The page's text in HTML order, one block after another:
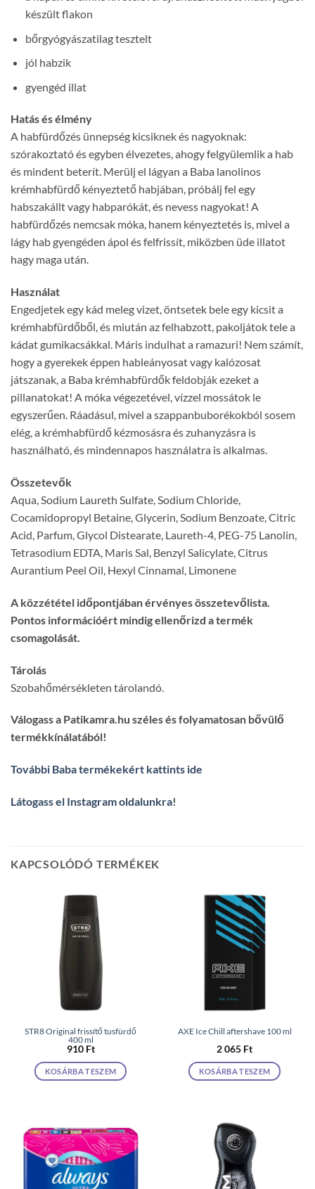
készült flakon
bőrgyógyászatilag tesztelt
jól habzik
gyengéd illat
Hatás és élmény
A habfürdőzés ünnepség kicsiknek és nagyoknak:
szórakoztató és egyben élvezetes, ahogy felgyülemlik a hab
és mindent beterít. Merülj el lágyan a Baba lanolinos
krémhabfürdő kényeztető habjában, próbálj fel egy
habszakállt vagy habparókát, és nevess nagyokat! A
habfürdőzés nemcsak móka, hanem kényeztetés is, mivel a
lágy hab gyengéden ápol és felfrissít, miközben üde illatot
hagy maga után.
Használat
Engedjetek egy kád meleg vizet, öntsetek bele egy kicsit a
krémhabfürdőből, és miután az felhabzott, pakoljátok tele a
kádat gumikacsákkal. Máris indulhat a ramazuri! Nem számít,
hogy a gyerekek éppen hableányosat vagy kalózosat
játszanak, a Baba krémhabfürdők feldobják ezeket a
pillanatokat! A móka végezetével, vízzel mossátok le
egyszerűen. Ráadásul, mivel a szappanbuborékokból sosem
elég, a krémhabfürdő kézmosásra és zuhanyzásra is
használható, és mindennapos használatra is alkalmas.
Összetevők
Aqua, Sodium Laureth Sulfate, Sodium Chloride,
Cocamidopropyl Betaine, Glycerin, Sodium Benzoate, Citric
Acid, Parfum, Glycol Distearate, Laureth-4, PEG-75 Lanolin,
Tetrasodium EDTA, Maris Sal, Benzyl Salicylate, Citrus
Aurantium Peel Oil, Hexyl Cinnamal, Limonene
A közzététel időpontjában érvényes összetevőlista.
Pontos információért mindig ellenőrizd a termék
csomagolását.
Tárolás
Szobahőmérsékleten tárolandó.
Válogass a Patikamra.hu széles és folyamatosan bővülő
termékkínálatából!
További Baba termékekért kattints ide
Látogass el Instagram oldalunkra!
KAPCSOLÓDÓ TERMÉKEK
STR8 Original frissítő tusfürdő
400 ml
910 Ft
KOSÁRBA TESZEM
AXE Ice Chill aftershave 100 ml
2 065 Ft
KOSÁRBA TESZEM